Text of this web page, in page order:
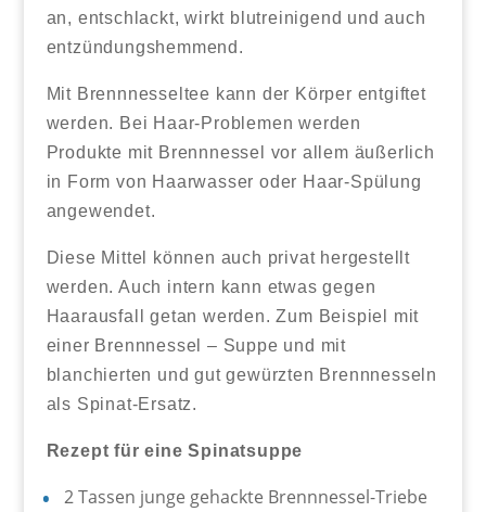
an, entschlackt, wirkt blutreinigend und auch
entzündungshemmend.
Mit Brennnesseltee kann der Körper entgiftet
werden. Bei Haar-Problemen werden
Produkte mit Brennnessel vor allem äußerlich
in Form von Haarwasser oder Haar-Spülung
angewendet.
Diese Mittel können auch privat hergestellt
werden. Auch intern kann etwas gegen
Haarausfall getan werden. Zum Beispiel mit
einer Brennnessel – Suppe und mit
blanchierten und gut gewürzten Brennnesseln
als Spinat-Ersatz.
Rezept für eine Spinatsuppe
2 Tassen junge gehackte Brennnessel-Triebe